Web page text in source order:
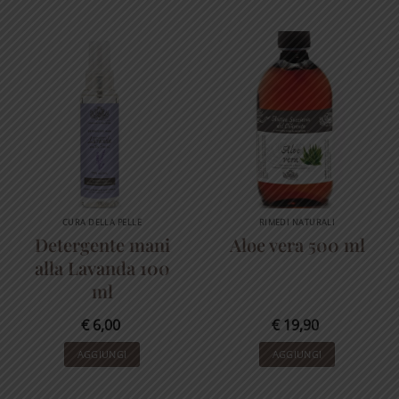
CURA DELLA PELLE
Detergente mani
alla Lavanda 100
ml
€6,00
AGGIUNGI
RIMEDI NATURALI
Aloe vera 500 ml
€ 19,90
AGGIUNGI